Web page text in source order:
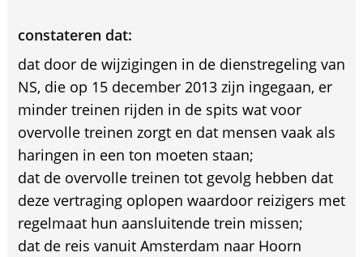
constateren dat:
dat door de wijzigingen in de dienstregeling van
NS, die op 15 december 2013 zijn ingegaan, er
minder treinen rijden in de spits wat voor
overvolle treinen zorgt en dat mensen vaak als
haringen in een ton moeten staan;
dat de overvolle treinen tot gevolg hebben dat
deze vertraging oplopen waardoor reizigers met
regelmaat hun aansluitende trein missen;
dat de reis vanuit Amsterdam naar Hoorn